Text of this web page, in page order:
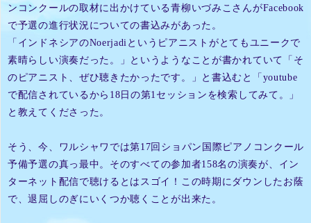
ンコンクールの取材に出かけている青柳いづみこさんがFacebook
で予選の進行状況についての書込みがあった。
「インドネシアのNoerjadiというピアニストがとてもユニークで
素晴らしい演奏だった。」というようなことが書かれていて「そ
のピアニスト、ぜひ聴きたかったです。」と書込むと「youtube
で配信されているから18日の第1セッションを検索してみて。」
と教えてくださった。
そう、今、ワルシャワでは第17回ショパン国際ピアノコンクール
予備予選の真っ最中。 そのすべての参加者158名の演奏が、イン
ターネット配信で聴けるとはスゴイ！ この時期にダウンしたお蔭
で、退屈しのぎにいくつか聴くことが出来た。